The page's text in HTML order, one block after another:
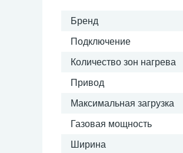
Бренд
Подключение
Количество зон нагрева
Привод
Максимальная загрузка
Газовая мощность
Ширина